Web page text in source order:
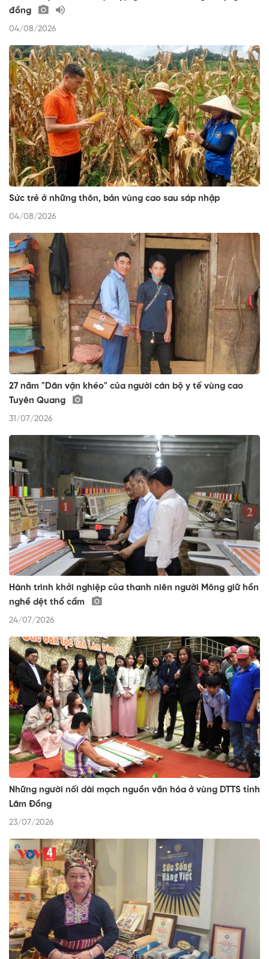
đồng
04/08/2026
Sức trẻ ở những thôn, bản vùng cao sau sáp nhập
04/08/2026
27 năm "Dân vận khéo" của người cán bộ y tế vùng cao
Tuyên Quang
31/07/2026
Hành trình khởi nghiệp của thanh niên người Mông giữ hồn
nghề dệt thổ cẩm
24/07/2026
Những người nối dài mạch nguồn văn hóa ở vùng DTTS tỉnh
Lâm Đồng
23/07/2026